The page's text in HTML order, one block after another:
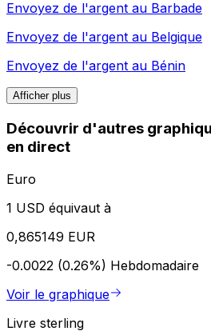
Envoyez de l'argent au Barbade
Envoyez de l'argent au Belgique
Envoyez de l'argent au Bénin
Afficher plus
Découvrir d'autres
en direct
Euro
1 USD équivaut à
0,865149 EUR
-0.0022 (0.26%) Hebdomadaire
Voir le graphique
Livre sterling